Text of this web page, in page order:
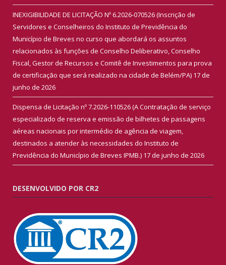
INEXIGIBILIDADE DE LICITAÇÃO Nº 6.2026-070526 (Inscrição de
Servidores e Conselheiros do Instituto de Previdência do
Município de Breves no curso que abordará os assuntos
relacionados às funções de Conselho Deliberativo, Conselho
Fiscal, Gestor de Recursos e Comitê de Investimentos para prova
de certificação que será realizado na cidade de Belém/PA) 17 de
junho de 2026
Dispensa de Licitação nº 7.2026-110526 (A Contratação de serviço
especializado de reserva e emissão de bilhetes de passagens
aéreas nacionais por intermédio de agência de viagem,
destinados a atender às necessidades do Instituto de
Previdência do Município de Breves IPMB.) 17 de junho de 2026
DESENVOLVIDO POR CR2